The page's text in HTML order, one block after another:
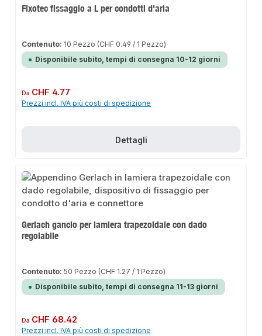
Fixotec fissaggio a L per condotti d'aria
Contenuto: 10 Pezzo (CHF 0.49 / 1 Pezzo)
Disponibile subito, tempi di consegna 10-12 giorni
Prezzo normale:
Da CHF 4.77
Prezzi incl. IVA più costi di spedizione
Dettagli
Gerlach gancio per lamiera trapezoidale con dado
regolabile
Contenuto:50 Pezzo (CHF 1.27 / 1 Pezzo)
Disponibile subito, tempi di consegna 11-13 giorni
Prezzo normale:
Da CHF 68.42
Prezzi incl. IVA più costi di spedizione